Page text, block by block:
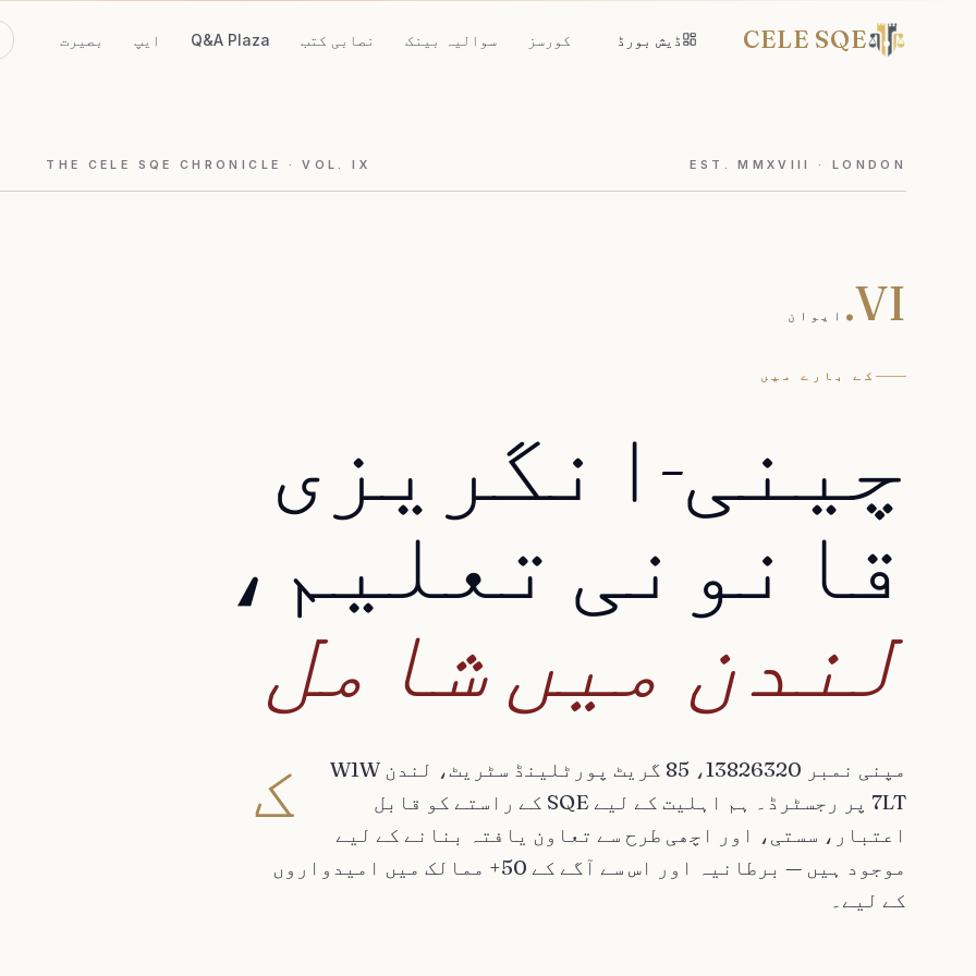
CELE SQE ڈیش بورڈ کورسز سوالیہ بینک نصابی کتب Q&A Plaza ایپ بصیرت
EST. MMXVIII · LONDON
THE CELE SQE CHRONICLE · VOL.IX
VI. ایوان
کے بارے میں
چینی-انگریزی
قانونی تعلیم،
لندن میںشامل
ک
مپنی نمبر 13826320، 85 گریٹ پورٹلینڈ سٹریٹ، لندن W1W
7LT پر رجسٹرڈ۔ ہم اہلیت کے لیے SQE کے راستے کو قابل
اعتبار، سستی، اور اچھی طرح سے تعاون یافتہ بنانے کے لیے
موجود ہیں — برطانیہ اور اس سے آگے کے 50+ ممالک میں امیدواروں
کے لیے۔